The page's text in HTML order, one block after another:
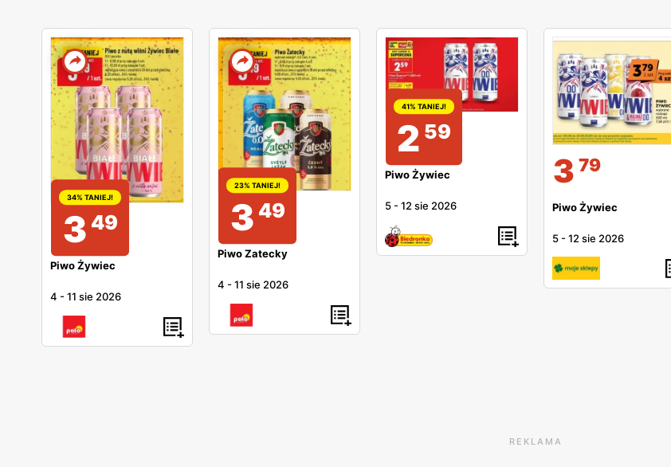
34% TANIEJ!
3 49
Piwo Żywiec
4 -11 sie 2026
23% TANIEJ!
3 49
Piwo Zatecky
4 -11 sie 2026
41% TANIEJ!
2 59
Piwo Żywiec
5 -12 sie 2026
3 79
Piwo Żywiec
5 -12 sie 2026
REKLAMA